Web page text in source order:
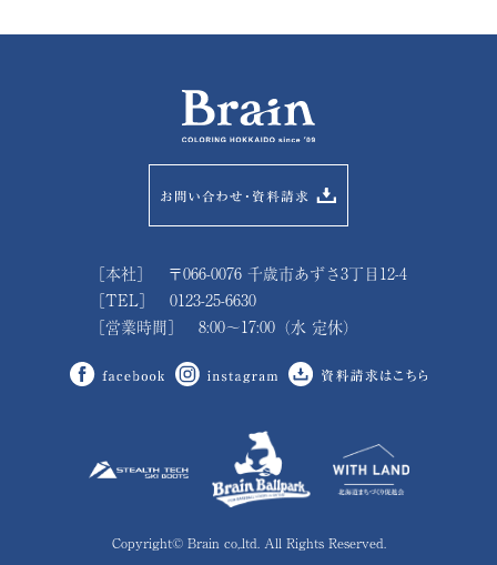
［本社］ 〒066-0076 千歳市あずさ3丁目12-4
［TEL］ 0123-25-6630
［営業時間］ 8:00～17:00（水 定休）
Copyright© Brain co,.ltd. All Rights Reserved.